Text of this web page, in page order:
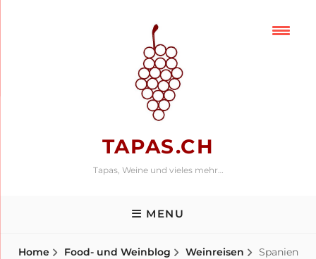
TAPAS.CH
Tapas, Weine und vieles mehr…
MENU
Home Food- und Weinblog Weinreisen
Spanien